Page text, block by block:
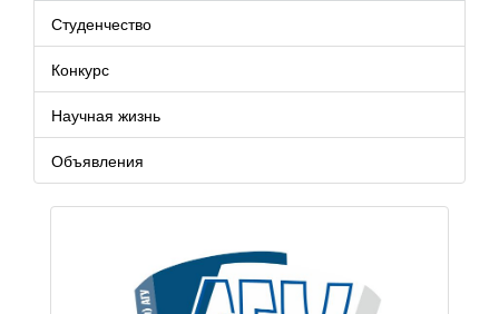
Студенчество
Конкурс
Научная жизнь
Объявления